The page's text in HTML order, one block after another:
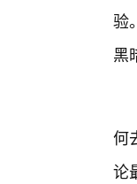
验
黑
何
论